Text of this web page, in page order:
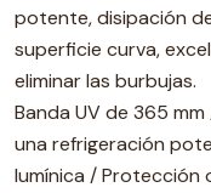
potente, disipación
superficie curva,
eliminar las burbujas.
Banda UV de 365
una refrigeración
lumínica / Protección